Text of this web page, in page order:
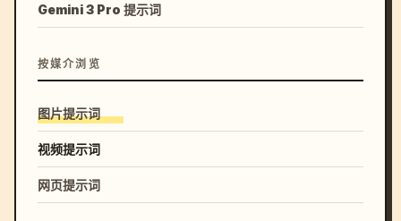
Gemini 3 Pro 提示词
按媒介浏览
图片提示词
视频提示词
网页提示词